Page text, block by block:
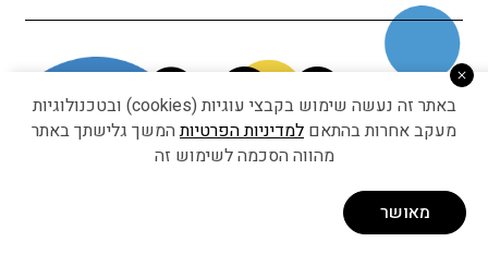
באתר זה נעשה שימוש בקבצי עוגיות (cookies) ובטכנולוגיות
מעקב אחרות בהתאם למדיניות הפרטיותהמשך גלישתך באתר
מהווה הסכמה לשימוש זה
מאושר